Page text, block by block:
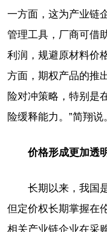
一方面，这为产业链
管理工具，厂商可借
利润，规避原材料价
方面，期权产品的推
险对冲策略，特别是
险缓释能力。”简翔说
价格形成更加透
长期以来，我国
但定价权长期掌握在
相关产业链企业在采